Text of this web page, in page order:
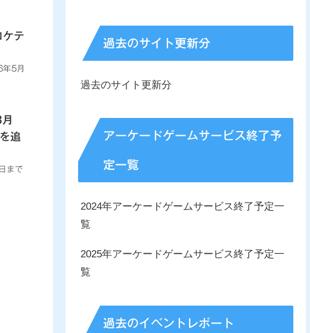
ケテ
5月
追
まで
過去のサイト更新分
過去のサイト更新分
アーケードゲームサービス終了予
定一覧
2024年アーケードゲームサービス終了予定一
覧
2025年アーケードゲームサービス終了予定一
覧
過去のイベントレポート